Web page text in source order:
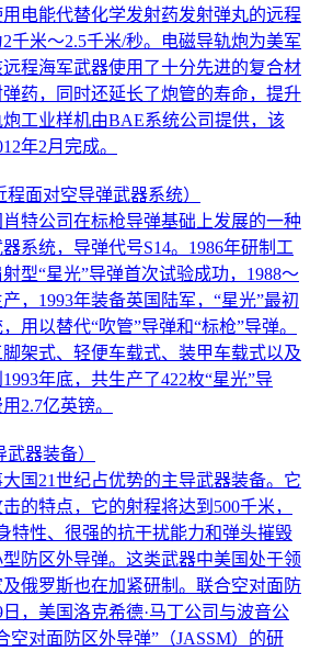
电能代替化学发射药发射弹丸的远程
千米～2.5千米/秒。电磁导轨炮为美军
程海军武器使用了十分先进的复合材
药，同时还延长了炮管的寿命，提升
工业样机由BAE系统公司提供，该
年2月完成。
程面对空导弹武器系统）
特公司在标枪导弹基础上发展的一种
系统，导弹代号S14。1986年研制工
型“星光”导弹首次试验成功，1988～
，1993年装备英国陆军，“星光”最初
用以替代“吹管”导弹和“标枪”导弹。
架式、轻便车载式、装甲车载式以及
年底，共生产了422枚“星光”导
2.7亿英镑。
武器装备）
国21世纪占优势的主导武器装备。它
的特点，它的射程将达到500千米，
特性、很强的抗干扰能力和弹头摧毁
防区外导弹。这类武器中美国处于领
俄罗斯也在加紧研制。联合空对面防
日，美国洛克希德·马丁公司与波音公
空对面防区外导弹”（JASSM）的研